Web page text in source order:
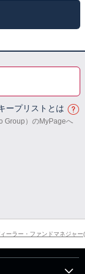
ープリストとは
Group）のMyPageへ
ーラー・ファンドマネジャー